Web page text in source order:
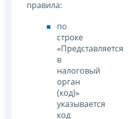
правила:
по
строке
«Представляется
в
налоговый
орган
(код)»
указывается
код